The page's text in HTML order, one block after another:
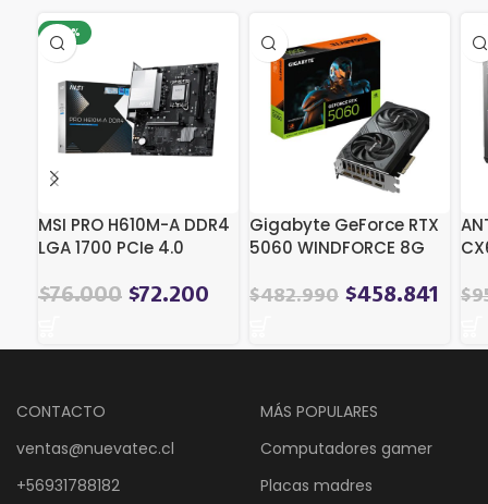
-20%
MSI PRO H610M-A DDR4
LGA 1700 PCIe 4.0
El
original
$95.389.
$76.000El
actual
$72.200
Gigabyte GeForce RTX
5060 WINDFORCE 8G
$482.990 $458.841 $
CONTACTO
ventas@nuevatec.cl
+56931788182
MÁS POPULARES
Computadores gamer
Placas madres